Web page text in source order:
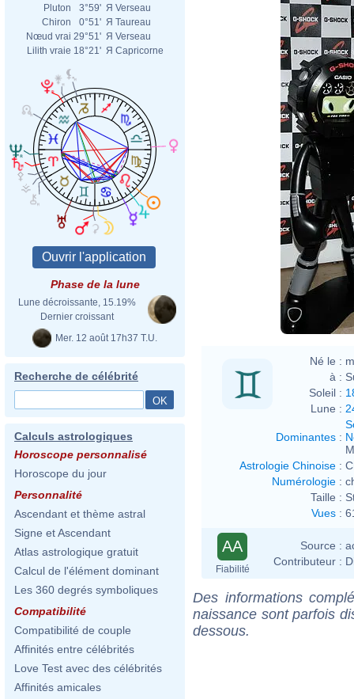
Pluton
3°59' Я Verseau
Chiron
0°51' Я Taureau
Nœud vrai 29°51' Я Verseau
Lilith vraie 18°21' Я Capricorne
Phase de la lune
Lune décroissante, 15.19%
Dernier croissant
Mer. 12 août 17h37 T.U.
Recherche de célébrité
Calculs astrologiques
Horoscope personnalisé
Horoscope du jour
Personnalité
Ascendant et thème astral
Signe et Ascendant
Atlas astrologique gratuit
Calcul de l'élément dominant
Les 360 degrés symboliques
Compatibilité
Compatibilité de couple
Affinités entre célébrités
Love Test avec des célébrités
Affinités amicales
Né le :
à :
Soleil :
Lune :
Dominantes :
Astrologie Chinoise :
Numérologie :
Taille :
Vues :
AA
Fiabilité
Source :
Contributeur :
Des informations
naissance sont parfois
dessous.